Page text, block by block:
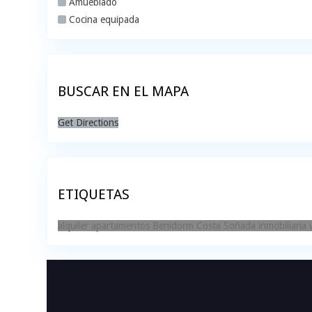
Cocina equipada
BUSCAR EN EL MAPA
Get Directions
ETIQUETAS
alquiler apartamentos Benidorm Costa Soñada inmobiliaria